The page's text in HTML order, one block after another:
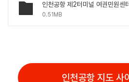
인천공항 제2터미널
0.51MB
인천공항 지도 사